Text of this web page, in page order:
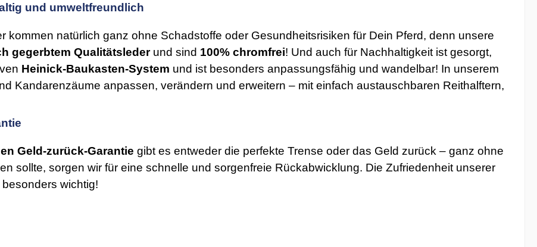
und umweltfreundlich
kommen natürlich ganz ohne Schadstoffe oder Gesundheitsrisiken für Dein Pferd, denn unsere
gegerbtem Qualitätslederund sind 100% chromfrei! Und auch für Nachhaltigkeit ist gesorgt,
Heinick-Baukasten-System und ist besonders anpassungsfähig und wandelbar! In unserem
Kandarenzäume anpassen, verändern und erweitern – mit einfach austauschbaren Reithalftern,
Geld-zurück-Garantie gibt es entweder die perfekte Trense oder das Geld zurück – ganz ohne
sollte, sorgen wir für eine schnelle und sorgenfreie Rückabwicklung. Die Zufriedenheit unserer
wichtig!